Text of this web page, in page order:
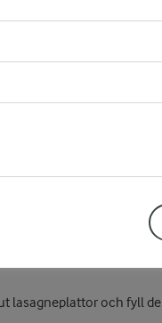
och nötfärs i smör. Slå
lasagneplattor och fyll